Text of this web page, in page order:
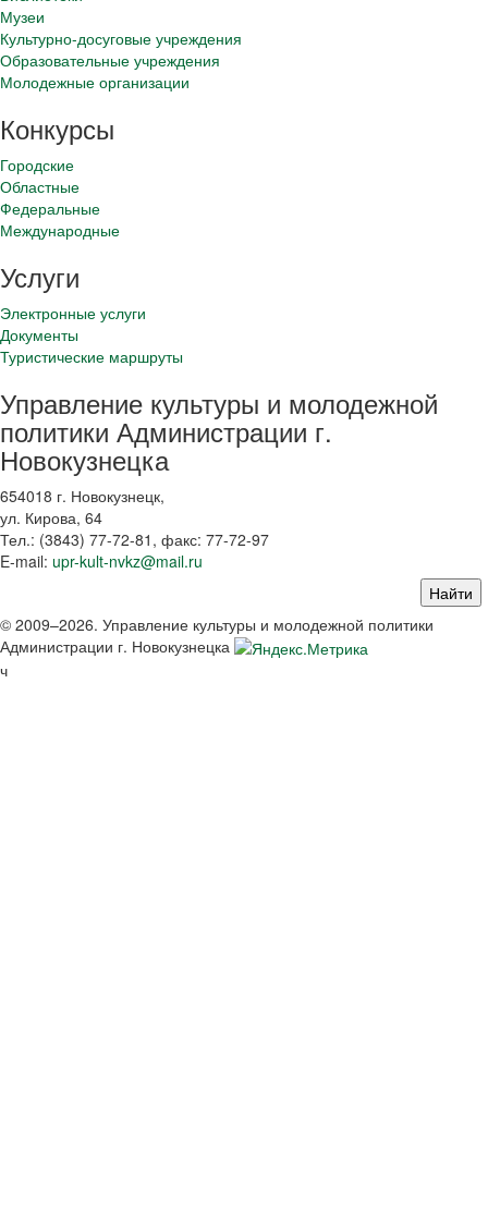
Музеи
Культурно-досуговые учреждения
Образовательные учреждения
Молодежные организации
Конкурсы
Городские
Областные
Федеральные
Международные
Услуги
Электронные услуги
Документы
Туристические маршруты
Управление культуры и молодежной
политики Администрации г.
Новокузнецка
654018 г. Новокузнецк,
ул. Кирова, 64
Тел.: (3843) 77-72-81 , факс: 77-72-97
E-mail: upr-kult-nvkz@mail.ru
© 2009–2026. Управление культуры и молодежной политики
Администрации г. Новокузнецка
ч